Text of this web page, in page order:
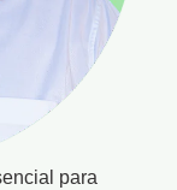
para